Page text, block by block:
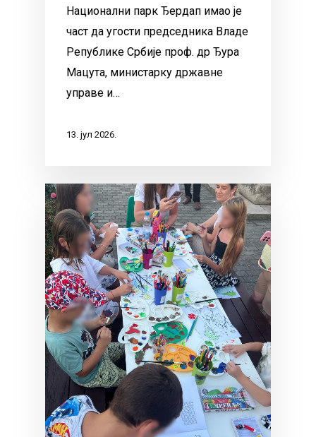
Национални парк Ђердап имао је
част да угости председника Владе
Републике Србије проф. др Ђура
Мацута, министарку државне
управе и…
13. јул 2026.